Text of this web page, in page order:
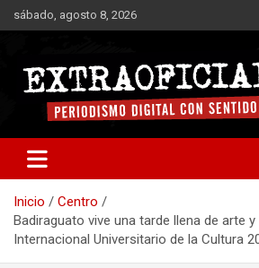
Saltar
al
sábado, agosto 8, 2026
Extraoficial
Inicio
Centro
Badiraguato vive una tarde llena de arte
Internacional Universitario de la Cultura